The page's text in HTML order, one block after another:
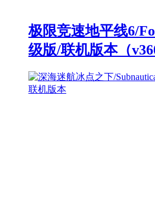
极限竞速地平线6/
级版/联机版本（